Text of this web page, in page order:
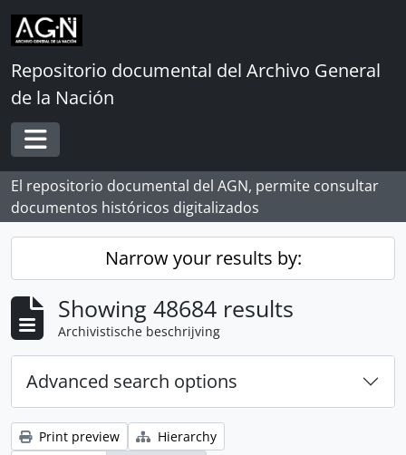
Skip to main content
Repositorio documental del Archivo General
de la Nación
Toggle navigation
El repositorio documental del AGN, permite consultar
documentos históricos digitalizados
Narrow your results by:
Showing 48684 results
Archivistische beschrijving
Advanced search options
Print preview
Hierarchy